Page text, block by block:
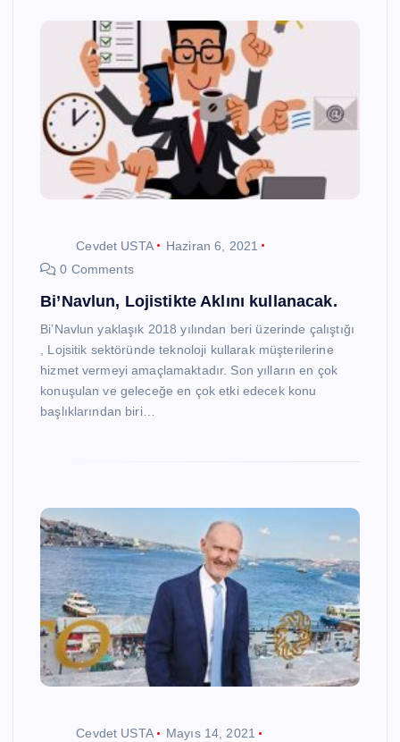
Cevdet USTA
Haziran 6, 2021
0 Comments
Bi’Navlun, Lojistikte Aklını kullanacak.
Bi’Navlun yaklaşık 2018 yılından beri üzerinde çalıştığı
, Lojsitik sektöründe teknoloji kullarak müşterilerine
hizmet vermeyi amaçlamaktadır. Son yılların en çok
konuşulan ve geleceğe en çok etki edecek konu
başlıklarından biri…
Cevdet USTA
Mayıs 14, 2021